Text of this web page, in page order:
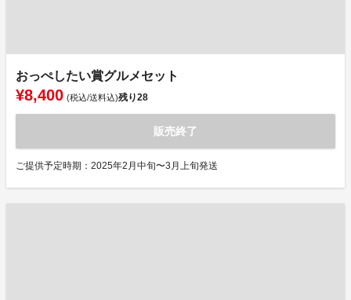
おっぺしたい賞グルメセット
¥8,400 (税込/送料込)残り28
販売終了
ご提供予定時期：2025年2月中旬〜3月上旬発送